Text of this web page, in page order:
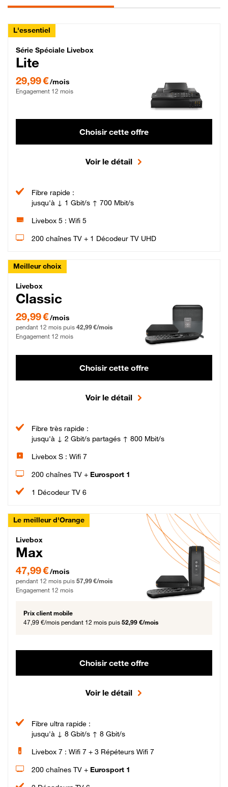
L'essentiel
Série Spéciale Livebox Lite Fibre
Série Spéciale Livebox
Lite
29,99 €/mois
Engagement 12 mois
Choisir cette offre
Voir le détail
Fibre rapide :
jusqu'à ↓ 1 Gbit/s ↑ 700 Mbit/s
Livebox 5 : Wifi 5
200 chaînes TV + 1 Décodeur TV UHD
Meilleur choix
Livebox Classic Fibre
Livebox
Classic
29,99 € par mois pendant 12 mois puis 42,99 € par mois, Engagement 12 mois
29,99 €/mois
pendant 12 mois puis 42,99 €/mois
Engagement 12 mois
Choisir cette offre
Voir le détail
Fibre très rapide :
jusqu'à ↓ 2 Gbit/s partagés ↑ 800 Mbit/s
Livebox S : Wifi 7
200 chaînes TV + Eurosport 1
1 Décodeur TV 6
Le meilleur d'Orange
Livebox Max Fibre
Livebox
Max
47,99 € par mois pendant 12 mois puis 57,99 € par mois, Engagement 12 mois
47,99 €/mois
pendant 12 mois puis 57,99 €/mois
Engagement 12 mois
Prix client mobile
47,99 €/mois pendant 12 mois puis 52,99 €/mois
Choisir cette offre
Voir le détail
Fibre ultra rapide :
jusqu'à ↓ 8 Gbit/s ↑ 8 Gbit/s
Livebox 7 : Wifi 7 + 3 Répéteurs Wifi 7
200 chaînes TV + Eurosport 1